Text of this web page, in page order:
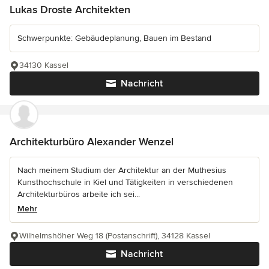
Lukas Droste Architekten
Schwerpunkte: Gebäudeplanung, Bauen im Bestand
Nachricht
34130 Kassel
Architekturbüro Alexander Wenzel
Nach meinem Studium der Architektur an der Muthesius
Kunsthochschule in Kiel und Tätigkeiten in verschiedenen
Architekturbüros arbeite ich sei...
Mehr
Nachricht
Wilhelmshöher Weg 18 (Postanschrift), 34128 Kassel